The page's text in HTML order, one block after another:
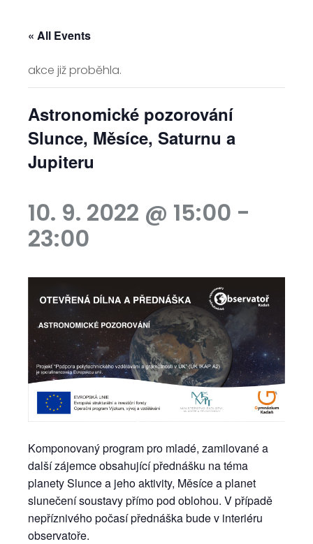
« All Events
akce již proběhla.
Astronomické pozorování
Slunce, Měsíce, Saturnu a
Jupiteru
10. 9. 2022 @ 15:00 -
23:00
Komponovaný program pro mladé, zamilované a
další zájemce obsahující přednášku na téma
planety Slunce a jeho aktivity, Měsíce a planet
slunečení soustavy přímo pod oblohou. V případě
nepříznivého počasí přednáška bude v interiéru
observatoře.